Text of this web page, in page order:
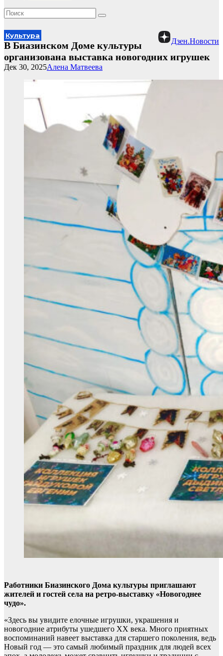
Дзен.Новости
Культура
В Биазинском Доме культуры
организована выставка новогодних игрушек
Алена Матвеева
Дек 30, 2025
Работники Биазинского Дома культуры приглашают
жителей и гостей села на ретро-выставку «Новогоднее
чудо».
«Здесь вы увидите елочные игрушки, украшения и
новогодние атрибуты ушедшего XX века. Много приятных
воспоминаний навеет выставка для старшего поколения, ведь
Новый год — это самый любимый праздник для людей всех